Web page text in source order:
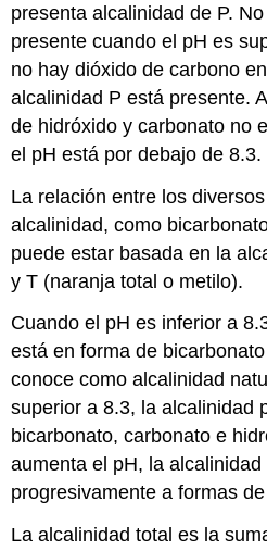
presenta alcalinidad de P.
presente cuando el pH es
no hay dióxido de carbono
alcalinidad P está presente.
de hidróxido y carbonato no
el pH está por debajo de 8.3.
La relación entre los
alcalinidad, como
puede estar basada en la
y T (naranja total o metilo).
Cuando el pH es inferior a
está en forma de
conoce como alcalinidad
superior a 8.3, la alcalinidad
bicarbonato, carbonato e
aumenta el pH, la
progresivamente a formas
La alcalinidad total es la